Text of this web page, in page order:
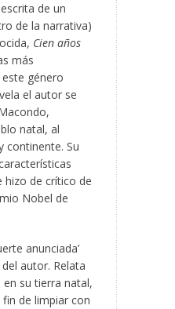
de un
de la narrativa)
Cien años
más
género
el autor se
natal, al
continente. Su
hizo de crítico de
Nobel de
anunciada’
autor. Relata
su tierra natal,
de limpiar con